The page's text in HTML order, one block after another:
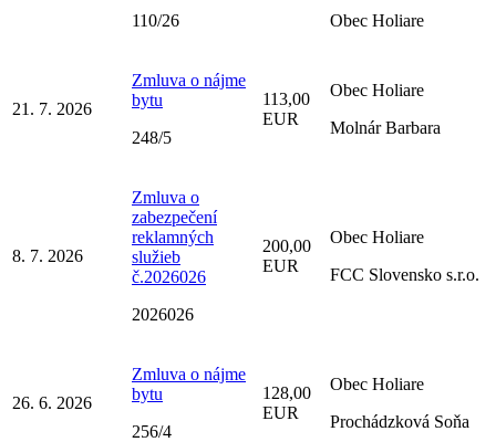
110/26
Obec Holiare
21. 7. 2026
Zmluva o nájme
bytu
248/5
113,00
EUR
Obec Holiare
Molnár Barbara
8. 7. 2026
Zmluva o
zabezpečení
reklamných
služieb
č.2026026
2026026
200,00
EUR
Obec Holiare
FCC Slovensko s.r.o.
26. 6. 2026
Zmluva o nájme
bytu
256/4
128,00
EUR
Obec Holiare
Prochádzková Soňa